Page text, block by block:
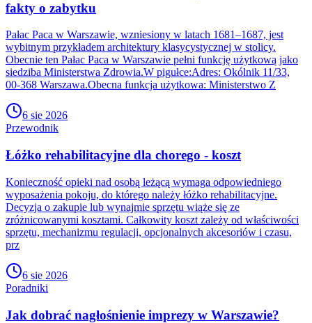
fakty o zabytku
Pałac Paca w Warszawie, wzniesiony w latach 1681–1687, jest
wybitnym przykładem architektury klasycystycznej w stolicy.
Obecnie ten Pałac Paca w Warszawie pełni funkcję użytkową jako
siedziba Ministerstwa Zdrowia.W pigułce:Adres: Okólnik 11/33,
00-368 Warszawa.Obecna funkcja użytkowa: Ministerstwo Z
6 sie 2026
Przewodnik
Łóżko rehabilitacyjne dla chorego - koszt
Konieczność opieki nad osobą leżącą wymaga odpowiedniego
wyposażenia pokoju, do którego należy łóżko rehabilitacyjne.
Decyzja o zakupie lub wynajmie sprzętu wiąże się ze
zróżnicowanymi kosztami. Całkowity koszt zależy od właściwości
sprzętu, mechanizmu regulacji, opcjonalnych akcesoriów i czasu,
prz
6 sie 2026
Poradniki
Jak dobrać nagłośnienie imprezy w Warszawie?